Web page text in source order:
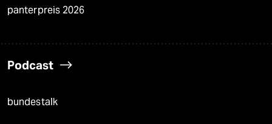
panterpreis 2026
Podcast
bundestalk